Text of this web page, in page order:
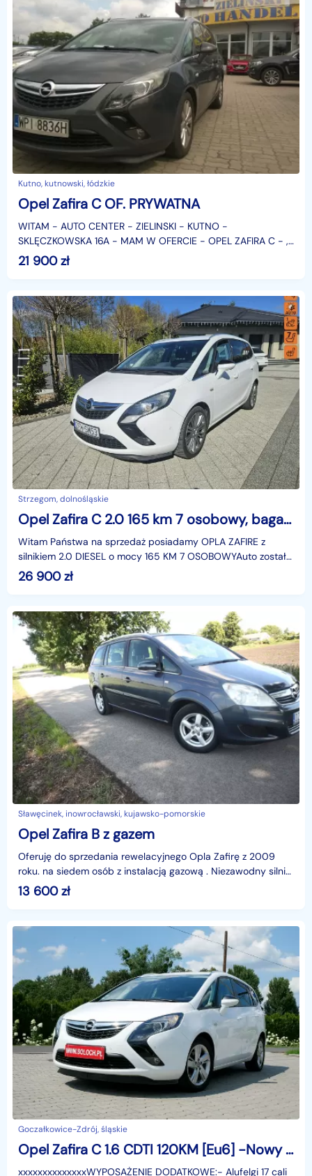
Kutno, kutnowski, łódzkie
Opel Zafira C OF. PRYWATNA
WITAM - AUTO CENTER - ZIELINSKI - KUTNO -
SKLĘCZKOWSKA 16A - MAM W OFERCIE - OPEL ZAFIRA C - ,
PIĘKNY CIEMNY MIENIĄCY SIE GRAFIT MET. - 5 OSOBOWY -
W BARDZ
21 900zł
Strzegom, dolnośląskie
Opel Zafira C 2.0 165 km 7 osobowy, bagażnik na rowery, parktronik
Witam Państwa na sprzedaż posiadamy OPLA ZAFIRE z
silnikiem 2.0 DIESEL o mocy 165 KM 7 OSOBOWYAuto zostało
sprowadzone z Niemiec, zarejestrowane w PolsceKupują
26 900zł
Sławęcinek, inowrocławski, kujawsko-pomorskie
Opel Zafira B z gazem
Oferuję do sprzedania rewelacyjnego Opla Zafirę z 2009
roku. na siedem osób z instalacją gazową . Niezawodny silnik
benzynowy o pojemności 1800 cm3 .charakteryz
13 600zł
Goczałkowice-Zdrój, śląskie
Opel Zafira C 1.6 CDTI 120KM [Eu6] -Nowy rozrząd +Koła zimowe nowe -Euro 6 -Zobacz
xxxxxxxxxxxxxxWYPOSAŻENIE DODATKOWE:- Alufelgi 17 cali